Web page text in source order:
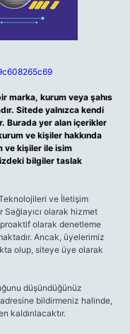
marka, kurum veya şahıs
Sitede yalnızca kendi
Burada yer alan içerikler
ve kişiler hakkında
ve kişiler ile isim
bilgiler taslak
ve İletişim
Sağlayıcı olarak hizmet
olarak denetleme
Ancak, üyelerimiz
olup, siteye üye olarak
düşündüğünüz
adresine bildirmeniz halinde,
kaldırılacaktır.